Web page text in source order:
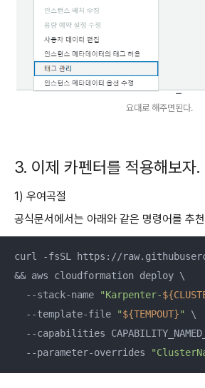
요대로 해주면된다.
3. 이제 카펜터를 적용해보자.
1) 우여곡절
공식문서에서는 아래와 같은 명령어를 추
curl -fsSL https://
&& aws cloudformation deploy \
  --stack-name
"Karpenter-
  --template-file
"${TEMPOUT}"
\
--capabilities
  --parameter-overrides